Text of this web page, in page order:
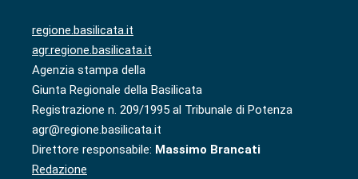
regione.basilicata.it
agr.regione.basilicata.it
Agenzia stampa della
Giunta Regionale della Basilicata
Registrazione n. 209/1995 al Tribunale di Potenza
agr@regione.basilicata.it
Direttore responsabile: Massimo Brancati
Redazione